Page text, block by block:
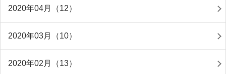
2020年04月（12）
2020年03月（10）
2020年02月（13）